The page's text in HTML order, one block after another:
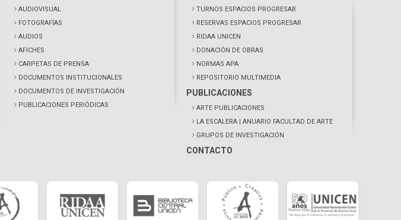
AUDIOVISUAL
FOTOGRAFÍAS
AUDIOS
AFICHES
CARPETAS DE PRENSA
DOCUMENTOS INSTITUCIONALES
DOCUMENTOS DE INVESTIGACIÓN
PUBLICACIONES PERIÓDICAS
TURNOS ESPACIOS PROGRESAR
RESERVAS ESPACIOS PROGRESAR
RIDAA UNICEN
DONACIÓN DE OBRAS
NORMAS APA
REPOSITORIO MULTIMEDIA
PUBLICACIONES
ARTE PUBLICACIONES
LA ESCALERA | ANUARIO FACULTAD DE ARTE
GRUPOS DE INVESTIGACIÓN
CONTACTO